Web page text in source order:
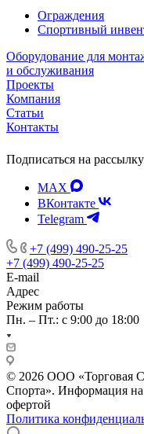
Ограждения
Спортивный
Оборудование для
и обслуживания
Проекты
Компания
Статьи
Контакты
Подписаться на рассылку
MAX
ВКонтакте
Telegram
+7 (499) 490-25-25
+7 (499) 490-25-25
E-mail
Адрес
Режим работы
Пн. – Пт.: с 9:00 до 18:00
© 2026 ООО «Торговая
Спорта». Информация на
офертой
Политика